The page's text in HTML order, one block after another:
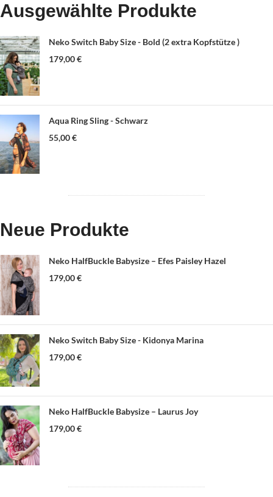
Ausgewählte Produkte
Neko Switch Baby Size - Bold (2 extra Kopfstütze )
179,00€
Aqua Ring Sling - Schwarz
55,00€
Neue Produkte
Neko HalfBuckle Babysize – Efes Paisley Hazel
179,00€
Neko Switch Baby Size - Kidonya Marina
179,00€
Neko HalfBuckle Babysize – Laurus Joy
179,00€